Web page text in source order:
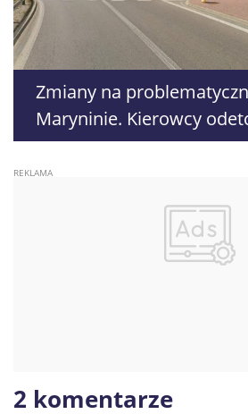
Zmiany na
Maryninie. Kierowcy
2 komentarze